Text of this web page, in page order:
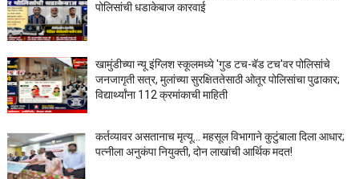
पोलिसांची धडाकेबाज कारवाई
खामुंडीच्या न्यू इंग्लिश स्कूलमध्ये 'गुड टच-बॅड टच'वर पोलिसांचे
जनजागृती सत्र, मुलांच्या सुरक्षिततेसाठी ओतूर पोलिसांचा पुढाकार;
विद्यार्थ्यांना 112 क्रमांकाची माहिती
कर्तव्यावर असतानाच मृत्यू... महसूल विभागाने कुटुंबाला दिला आधार;
पत्नीला अनुकंपा नियुक्ती, दोन लाखांची आर्थिक मदत!